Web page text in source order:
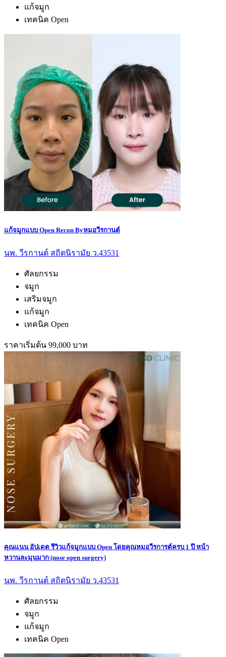
แก้จมูก
เทคนิค Open
แก้จมูกแบบ Open Recon Byหมอวีรกานต์
นพ. วีรกานต์ สถิตนิรามัย ว.43531
ศัลยกรรม
จมูก
เสริมจมูก
แก้จมูก
เทคนิค Open
ราคาเริ่มต้น 99,000 บาท
คุณแนน อัปเดต รีวิวแก้จมูกแบบ Open โดยคุณหมอวีรการต์ครบ 1 ปี หน้า
หวานละมุนมาก (nose open surgery)
นพ. วีรกานต์ สถิตนิรามัย ว.43531
ศัลยกรรม
จมูก
แก้จมูก
เทคนิค Open